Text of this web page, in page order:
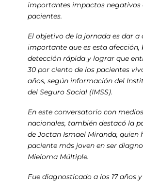
importantes impactos negativos
pacientes.
El objetivo de la jornada es dar a
importante que es esta afección,
detección rápida y lograr que
30 por ciento de los pacientes
años, según información del
del Seguro Social (IMSS).
En este conversatorio con
nacionales, también destacó la
de Joctan Ismael Miranda, quien
paciente más joven en ser
Mieloma Múltiple.
Fue diagnosticado a los 17 años